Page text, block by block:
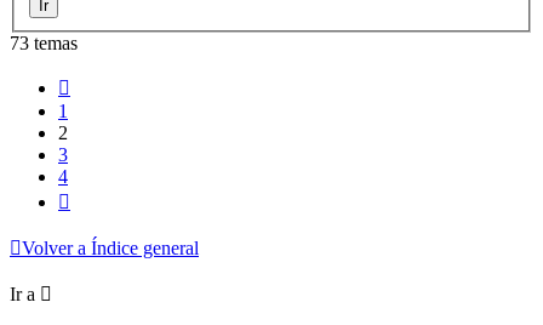
73 temas
1
2
3
4
Volver a Índice general
Ir a